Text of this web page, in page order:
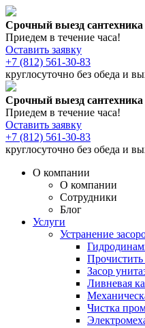
Срочный выезд сантехника
Приедем в течение часа!
Оставить заявку
+7 (812) 561-30-83
круглосуточно без обеда и
Срочный выезд сантехника
Приедем в течение часа!
Оставить заявку
+7 (812) 561-30-83
круглосуточно без обеда и
О компании
О компании
Сотрудники
Блог
Услуги
Устранение
Засор
Ливневая
Чистка